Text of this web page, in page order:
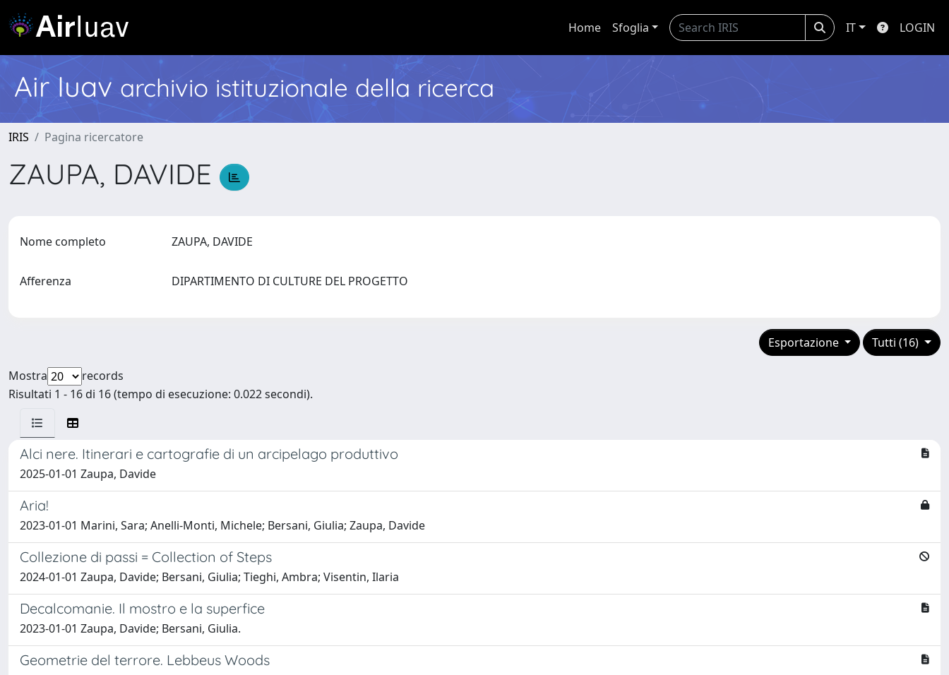
Home Sfoglia IT LOGIN
Air Iuav archivio istituzionale della ricerca
IRIS Pagina ricercatore
ZAUPA, DAVIDE
Nome completo ZAUPA, DAVIDE
Afferenza DIPARTIMENTO DI CULTURE DEL PROGETTO
Tutti (16)
Esportazione
Mostra
records
Risultati 1 - 16 di 16 (tempo di esecuzione: 0.022 secondi).
Alci nere. Itinerari e cartografie di un arcipelago produttivo
2025-01-01 Zaupa, Davide
Aria!
2023-01-01 Marini, Sara; Anelli-Monti, Michele; Bersani, Giulia; Zaupa, Davide
Collezione di passi = Collection of Steps
2024-01-01 Zaupa, Davide; Bersani, Giulia; Tieghi, Ambra; Visentin, Ilaria
Decalcomanie. Il mostro e la superfice
2023-01-01 Zaupa, Davide; Bersani, Giulia.
Geometrie del terrore. Lebbeus Woods